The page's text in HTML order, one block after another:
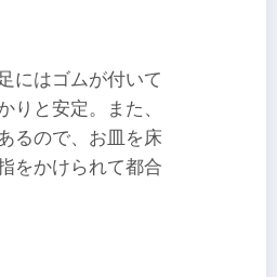
にはゴムが付いて
りと安定。また、
るので、お皿を床
をかけられて都合